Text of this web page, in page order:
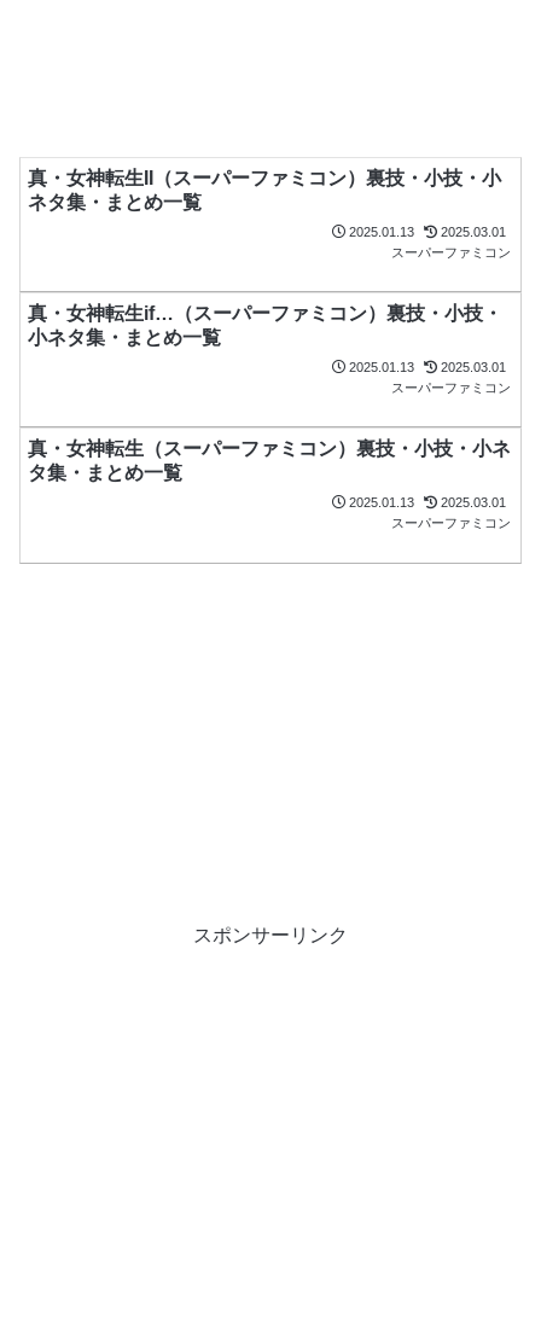
真・女神転生II（スーパーファミコン）裏技・小技・小
ネタ集・まとめ一覧
2025.01.13
2025.03.01
スーパーファミコン
真・女神転生if…（スーパーファミコン）裏技・小技・
小ネタ集・まとめ一覧
2025.01.13
2025.03.01
スーパーファミコン
真・女神転生（スーパーファミコン）裏技・小技・小ネ
タ集・まとめ一覧
2025.01.13
2025.03.01
スーパーファミコン
スポンサーリンク